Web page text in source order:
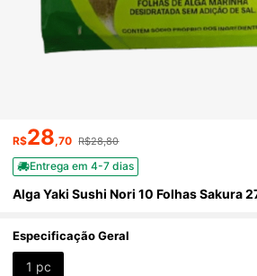
R$28,70 R$28,80
Entrega em 4-7 dias
Alga Yaki Sushi Nori 10 Folhas Sakura
Especificação Geral
1 pc